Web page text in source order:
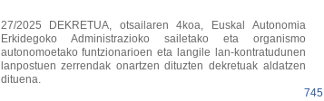
27/2025 DEKRETUA, otsailaren 4koa, Euskal Autonomia
Erkidegoko Administrazioko sailetako eta organismo
autonomoetako funtzionarioen eta langile lan-kontratudunen
lanpostuen zerrendak onartzen dituzten dekretuak aldatzen
dituena.
745